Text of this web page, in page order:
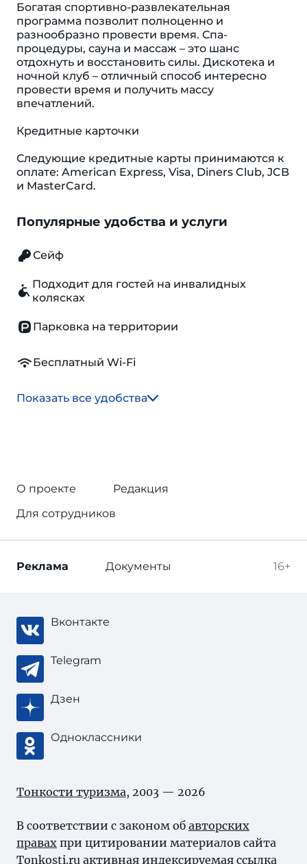
Богатая спортивно-развлекательная
программа позволит полноценно и
разнообразно провести время. Спа-
процедуры, сауна и массаж – это шанс
отдохнуть и восстановить силы. Дискотека и
ночной клуб – отличный способ интересно
провести время и получить массу
впечатлений.
Кредитные карточки
Следующие кредитные карты принимаются к
оплате: American Express, Visa, Diners Club, JCB
и MasterCard.
Популярные удобства и услуги
Сейф
Подходит для гостей на инвалидных
колясках
Парковка на территории
Бесплатный Wi-Fi
Показать все удобства
О проекте
Редакция
Для сотрудников
16+
Реклама Документы
Вконтакте
Telegram
Дзен
Одноклассники
Тонкости туризма, 2003 — 2026
В соответствии с законом об авторских
правах при цитировании материалов сайта
Tonkosti.ru активная индексируемая ссылка